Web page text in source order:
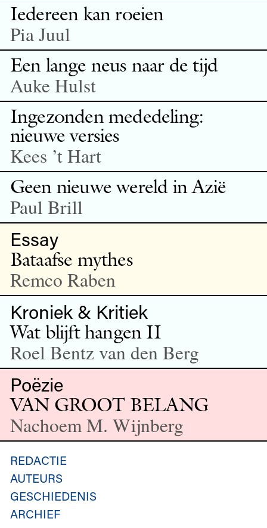
Iedereen kan roeien
Pia Juul
Een lange neus naar de tijd
Auke Hulst
Ingezonden mededeling:
nieuwe versies
Kees ’t Hart
Geen nieuwe wereld in Azië
Paul Brill
Essay
Bataafse mythes
Remco Raben
Kroniek & Kritiek
Wat blijft hangen II
Roel Bentz van den Berg
Poëzie
VAN GROOT BELANG
Nachoem M. Wijnberg
REDACTIE
AUTEURS
GESCHIEDENIS
ARCHIEF